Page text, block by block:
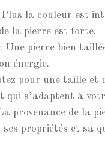
la couleur est
la pierre est forte.
Une pierre bien
énergie.
pour une taille et
qui s’adaptent à
provenance de la
ses propriétés et sa